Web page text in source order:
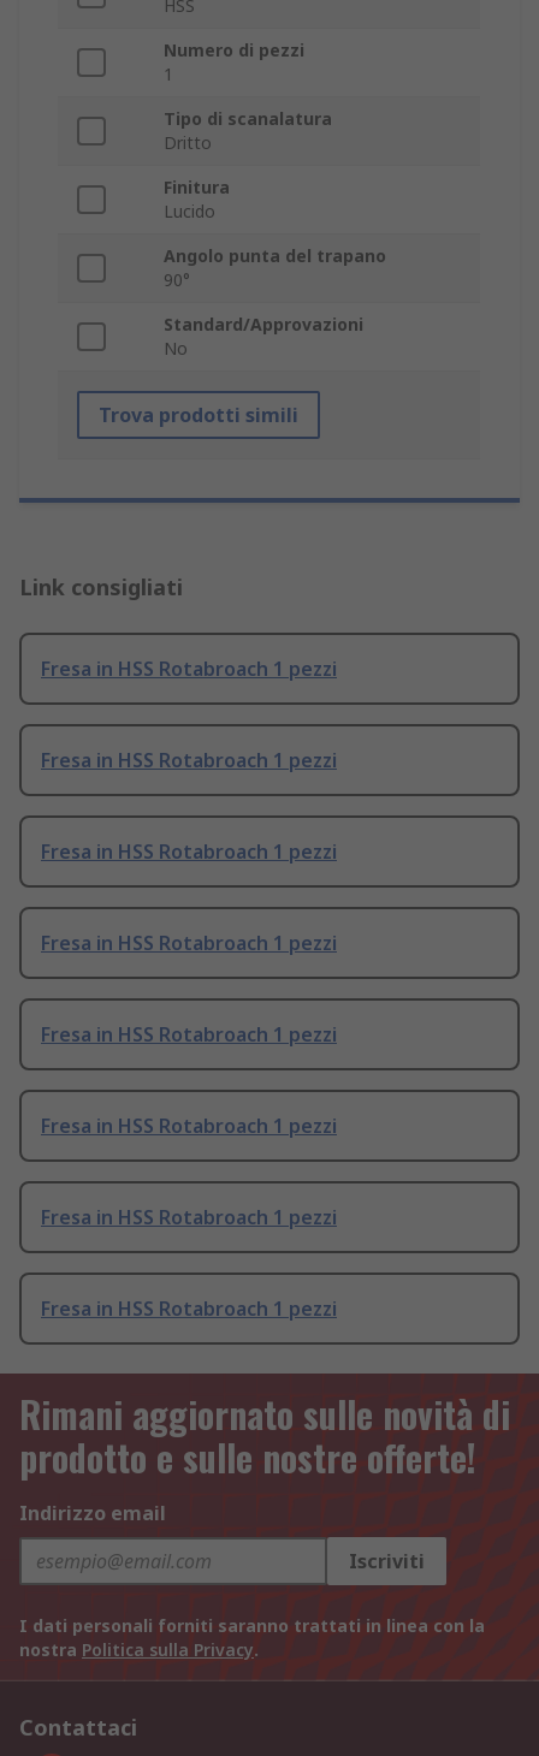
HSS
Numero di pezzi
1
Tipo di scanalatura
Dritto
Finitura
Lucido
Angolo punta del trapano
90°
Standard/Approvazioni
No
Trova prodotti simili
Link consigliati
Fresa in HSS Rotabroach 1 pezzi
Fresa in HSS Rotabroach 1 pezzi
Fresa in HSS Rotabroach 1 pezzi
Fresa in HSS Rotabroach 1 pezzi
Fresa in HSS Rotabroach 1 pezzi
Fresa in HSS Rotabroach 1 pezzi
Fresa in HSS Rotabroach 1 pezzi
Fresa in HSS Rotabroach 1 pezzi
Rimani aggiornato sulle novità di
prodotto e sulle nostre offerte!
Indirizzo email
Iscriviti
I dati personali forniti saranno trattati in linea con la
nostra Politica sulla Privacy.
Contattaci